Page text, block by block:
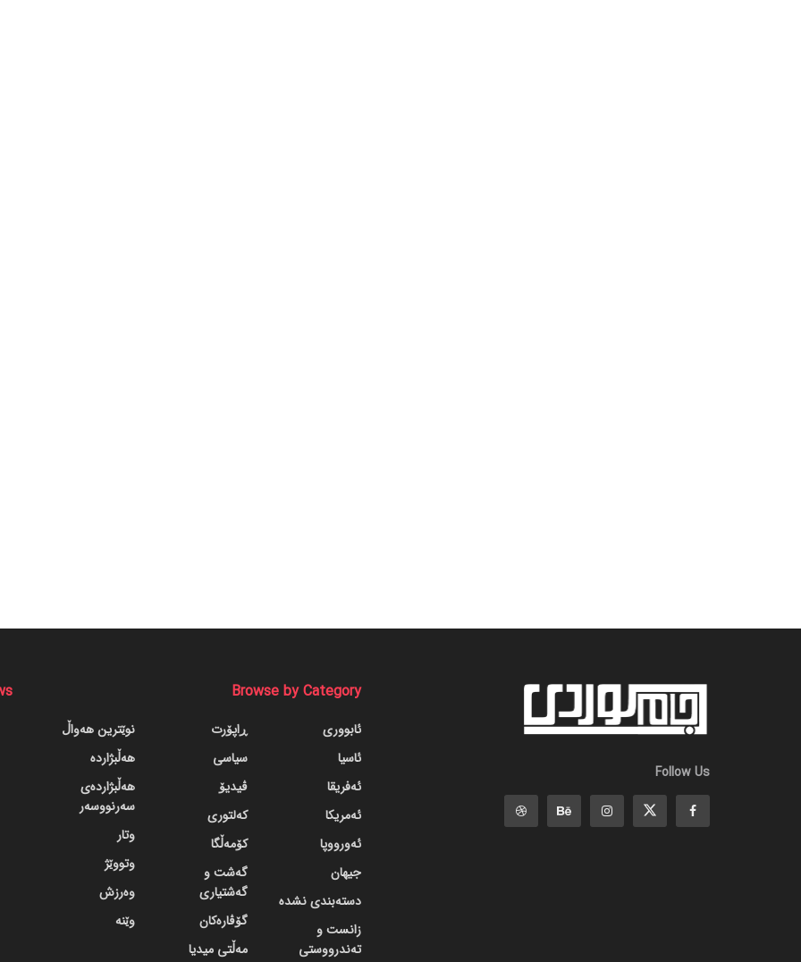
Follow Us
Browse by Category
ئابووری
ئاسیا
ئەفریقا
ئەمریکا
ئەورووپا
جیهان
دسته‌بندی نشده
زانست و
تەندرووستی
ڕاپۆرت
سیاسی
ڤیدیۆ
کەلتوری
کۆمەڵگا
گه‌شت و
گه‌شتیاری
گۆڤاره‌کان
مەڵتی میدیا
نوێترین هەواڵ
هەڵبژاردە
هەڵبژاردەی
سەرنووسەر
وتار
وتووێژ
وەرزش
وێنە